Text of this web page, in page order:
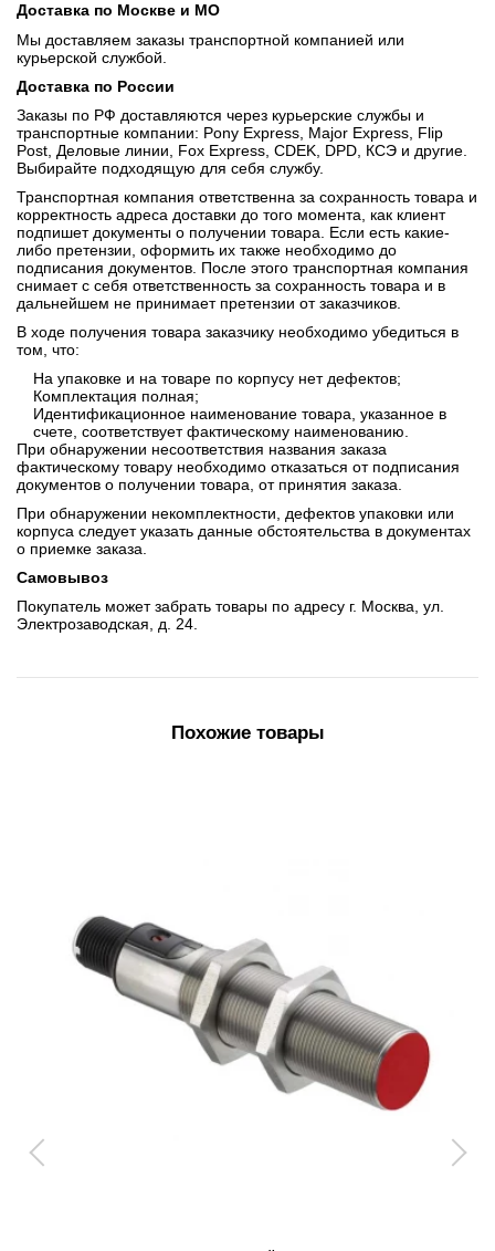
Доставка по Москве и МО
Мы доставляем заказы транспортной компанией или
курьерской службой.
Доставка по России
Заказы по РФ доставляются через курьерские службы и
транспортные компании: Pony Express, Major Express, Flip
Post, Деловые линии, Fox Express, CDEK, DPD, КСЭ и другие.
Выбирайте подходящую для себя службу.
Транспортная компания ответственна за сохранность товара и
корректность адреса доставки до того момента, как клиент
подпишет документы о получении товара. Если есть какие-
либо претензии, оформить их также необходимо до
подписания документов. После этого транспортная компания
снимает с себя ответственность за сохранность товара и в
дальнейшем не принимает претензии от заказчиков.
В ходе получения товара заказчику необходимо убедиться в
том, что:
На упаковке и на товаре по корпусу нет дефектов;
Комплектация полная;
Идентификационное наименование товара, указанное в
счете, соответствует фактическому наименованию.
При обнаружении несоответствия названия заказа
фактическому товару необходимо отказаться от подписания
документов о получении товара, от принятия заказа.
При обнаружении некомплектности, дефектов упаковки или
корпуса следует указать данные обстоятельства в документах
о приемке заказа.
Самовывоз
Покупатель может забрать товары по адресу г. Москва, ул.
Электрозаводская, д. 24.
Похожие товары